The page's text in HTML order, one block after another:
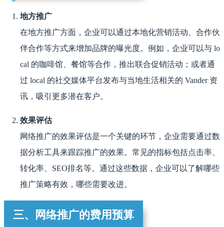
地方推广
在地方推广方面，企业可以通过本地化营销活动、合作伙
伴合作等方式来增加品牌的曝光度。例如，企业可以与 lo
cal 的咖啡馆、餐馆等合作，推出联合促销活动；或者通
过 local 的社交媒体平台发布与当地生活相关的 Vander 资
讯，吸引更多潜在客户。
效果评估
网络推广的效果评估是一个关键的环节，企业需要通过数
据分析工具来跟踪推广的效果。常见的指标包括点击率、
转化率、SEO排名等。通过这些数据，企业可以了解哪些
推广策略有效，哪些需要改进。
三、网络推广的费用预算